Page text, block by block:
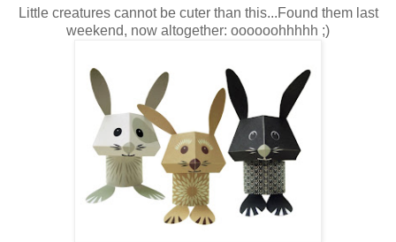
Little creatures cannot be cuter than this...Found them last
weekend, now altogether: oooooohhhhh ;)